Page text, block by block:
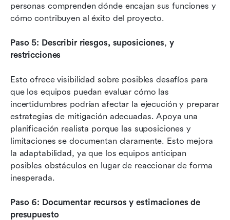
personas comprenden dónde encajan sus funciones y
cómo contribuyen al éxito del proyecto.
Paso 5: Describir riesgos, suposiciones, y
restricciones
Esto ofrece visibilidad sobre posibles desafíos para
que los equipos puedan evaluar cómo las
incertidumbres podrían afectar la ejecución y preparar
estrategias de mitigación adecuadas. Apoya una
planificación realista porque las suposiciones y
limitaciones se documentan claramente. Esto mejora
la adaptabilidad, ya que los equipos anticipan
posibles obstáculos en lugar de reaccionar de forma
inesperada.
Paso 6: Documentar recursos y estimaciones de
presupuesto